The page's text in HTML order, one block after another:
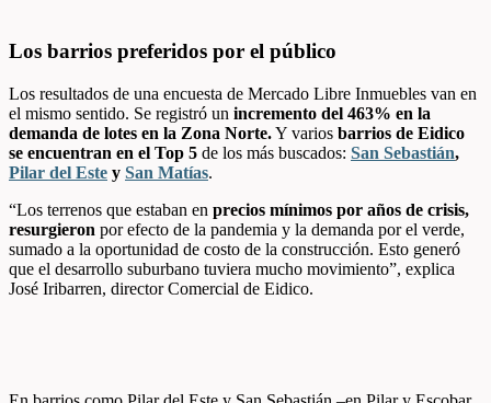
Los barrios preferidos por el público
Los resultados de una encuesta de Mercado Libre Inmuebles van en
el mismo sentido. Se registró un incremento del 463% en la
demanda de lotes en la Zona Norte.Y varios barrios de Eidico
se encuentran en el Top 5 de los más buscados: San Sebastián,
Pilar del Este y San Matías.
“Los terrenos que estaban en precios mínimos por años de crisis,
resurgieron por efecto de la pandemia y la demanda por el verde,
sumado a la oportunidad de costo de la construcción. Esto generó
que el desarrollo suburbano tuviera mucho movimiento”, explica
José Iribarren, director Comercial de Eidico.